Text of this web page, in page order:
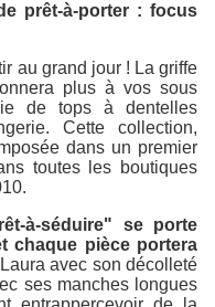
prêt-à-porter : focus
au grand jour ! La griffe
plus à vos sous
de tops à dentelles
Cette collection,
dans un premier
toutes les boutiques
à-séduire" se porte
chaque pièce portera
avec son décolleté
ses manches longues